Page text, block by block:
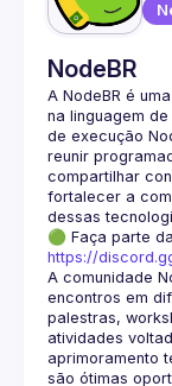
NodeBR
A NodeBR é
na linguagem
de execução
reunir
compartilhar
fortalecer a
🟢 Faça parte
https://
A comunidade
encontros em
palestras,
atividades
aprimoramento
são ótimas